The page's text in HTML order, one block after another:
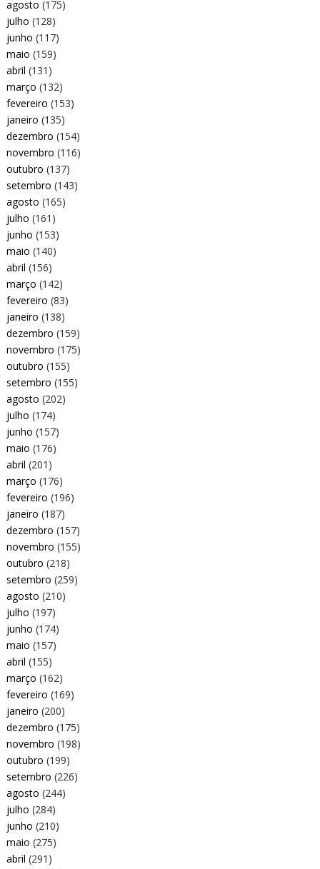
agosto (175)
julho (128)
junho (117)
maio (159)
abril (131)
março (132)
fevereiro (153)
janeiro (135)
dezembro (154)
novembro (116)
outubro (137)
setembro (143)
agosto (165)
julho (161)
junho (153)
maio (140)
abril (156)
março (142)
fevereiro (83)
janeiro (138)
dezembro (159)
novembro (175)
outubro (155)
setembro (155)
agosto (202)
julho (174)
junho (157)
maio (176)
abril (201)
março (176)
fevereiro (196)
janeiro (187)
dezembro (157)
novembro (155)
outubro (218)
setembro (259)
agosto (210)
julho (197)
junho (174)
maio (157)
abril (155)
março (162)
fevereiro (169)
janeiro (200)
dezembro (175)
novembro (198)
outubro (199)
setembro (226)
agosto (244)
julho (284)
junho (210)
maio (275)
abril (291)